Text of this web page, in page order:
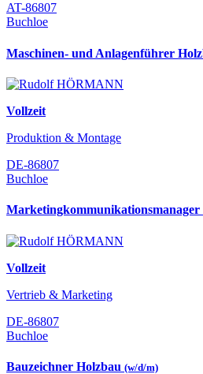
AT-86807
Buchloe
Maschinen- und Anlagenführer
Vollzeit
Produktion & Montage
DE-86807
Buchloe
Marketingkommunikationsmanager
Vollzeit
Vertrieb & Marketing
DE-86807
Buchloe
Bauzeichner Holzbau (w/d/m)